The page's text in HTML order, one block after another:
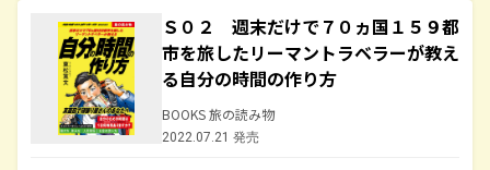
Ｓ０２ 週末だけで７０ヵ国１５９都
市を旅したリーマントラベラーが教え
る自分の時間の作り方
BOOKS 旅の読み物
2022.07.21 発売